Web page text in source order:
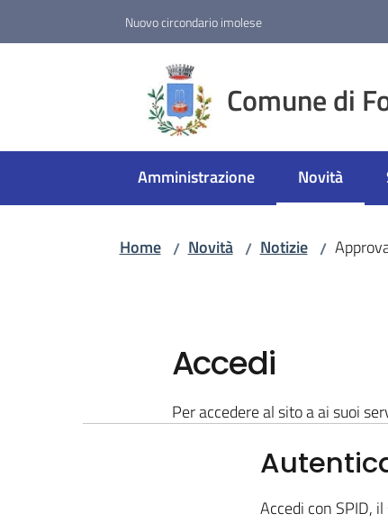
Nuovo circondario imolese
Comune di
Amministrazione Novità
Menu
Home / Novità / Notizie /
Accedi
Per accedere al sito a ai suoi
Accedi con SPID,